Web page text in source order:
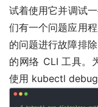
试着使用它并调试
们有一个问题应用
的问题进行故障排
的网络 CLI 工具。
使用 kubectl debug